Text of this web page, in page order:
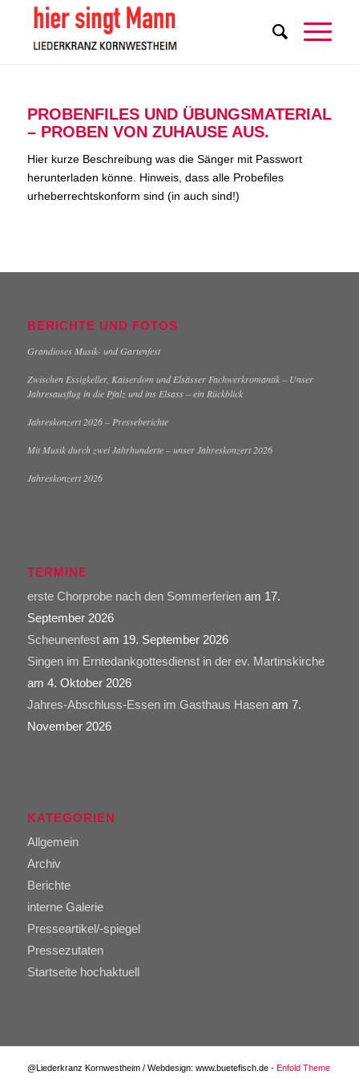
PROBENFILES UND ÜBUNGSMATERIAL
– PROBEN VON ZUHAUSE AUS.
Hier kurze Beschreibung was die Sänger mit Passwort
herunterladen könne. Hinweis, dass alle Probefiles
urheberrechtskonform sind (in auch sind!)
BERICHTE UND FOTOS
Grandioses Musik- und Gartenfest
Zwischen Essigkeller, Kaiserdom und Elsässer Fachwerkromantik – Unser
Jahresausflug in die Pfalz und ins Elsass – ein Rückblick
Jahreskonzert 2026 – Presseberichte
Mit Musik durch zwei Jahrhunderte – unser Jahreskonzert 2026
Jahreskonzert 2026
TERMINE
erste Chorprobe nach den Sommerferienam 17.
September 2026
Scheunenfestam 19. September 2026
Singen im Erntedankgottesdienst in der ev. Martinskirche
am 4. Oktober 2026
Jahres-Abschluss-Essen im Gasthaus Hasenam 7.
November 2026
KATEGORIEN
Allgemein
Archiv
Berichte
interne Galerie
Presseartikel/-spiegel
Pressezutaten
Startseite hochaktuell
@Liederkranz Kornwestheim / Webdesign: www.buetefisch.de - Enfold Theme